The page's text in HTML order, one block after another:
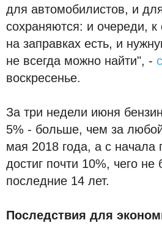
для автомобилистов, и
сохраняются: и очереди,
на заправках есть, и
не всегда можно найти", -
воскресенье.
За три недели июня
5% - больше, чем за
мая 2018 года, а с начала
достиг почти 10%, чего не
последние 14 лет.
Последствия для